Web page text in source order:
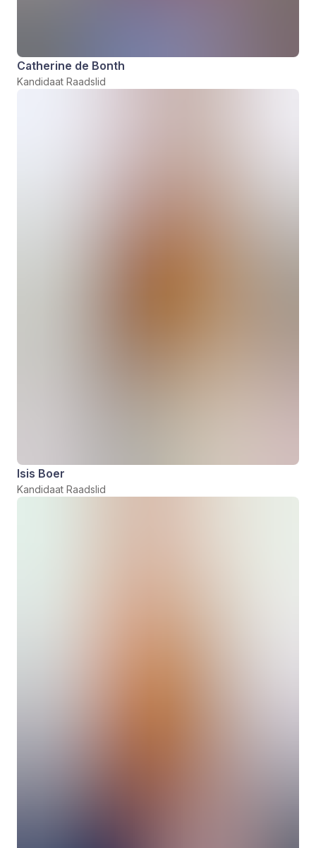
Catherine de Bonth
Kandidaat Raadslid
Isis Boer
Kandidaat Raadslid